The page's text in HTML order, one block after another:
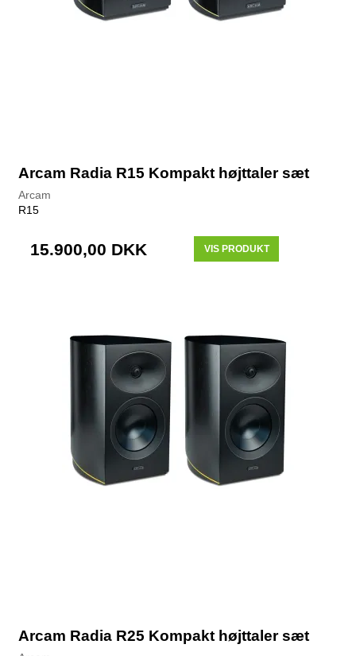
Arcam Radia R15 Kompakt højttaler sæt
Arcam
R15
15.900,00 DKK VIS PRODUKT
Arcam Radia R25 Kompakt højttaler sæt